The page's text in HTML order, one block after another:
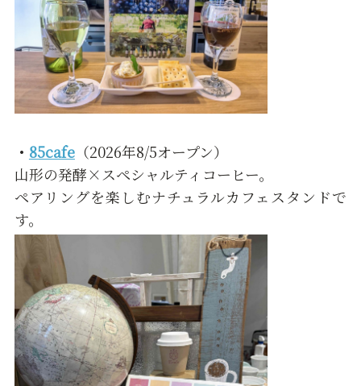
・ 85cafe（2026年8/5オープン）
山形の発酵×スペシャルティコーヒー。
ペアリングを楽しむナチュラルカフェスタンドで
す。